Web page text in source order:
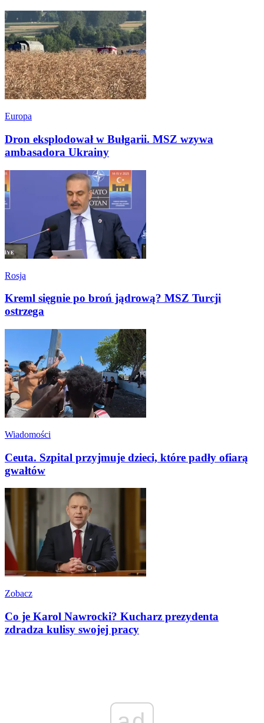
Europa
Dron eksplodował w Bułgarii. MSZ wzywa
ambasadora Ukrainy
Rosja
Kreml sięgnie po broń jądrową? MSZ Turcji
ostrzega
Wiadomości
Ceuta. Szpital przyjmuje dzieci, które padły ofiarą
gwałtów
Zobacz
Co je Karol Nawrocki? Kucharz prezydenta
zdradza kulisy swojej pracy